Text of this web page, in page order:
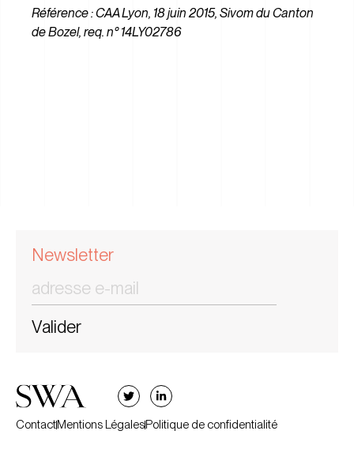
Référence : CAA Lyon, 18 juin 2015, Sivom du Canton
de Bozel, req. n° 14LY02786
Newsletter
Valider
ContactMentions LégalesPolitique de confidentialité